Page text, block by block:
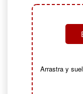
Arrastra y